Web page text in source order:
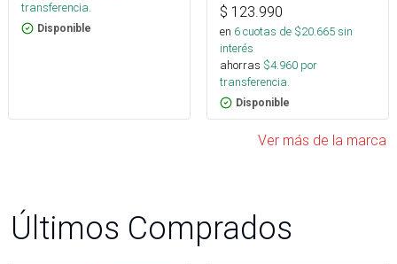
transferencia.
Disponible
$ 123.990
en 6cuotas de $20.665sin
interés
ahorras $4.960 por
transferencia.
Disponible
Ver más de la marca
Últimos Comprados